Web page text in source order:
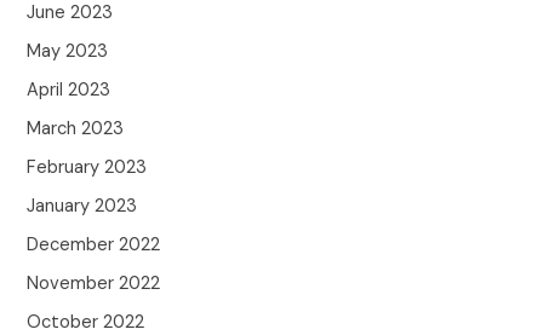
June 2023
May 2023
April 2023
March 2023
February 2023
January 2023
December 2022
November 2022
October 2022